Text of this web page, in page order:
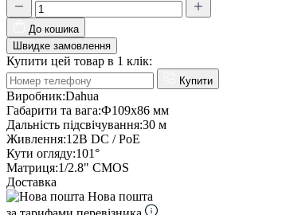
До кошика
Швидке замовлення
Купити цей товар в 1 клік:
Купити
Виробник:Dahua
Габарити та вага:Ф109х86 мм
Дальність підсвічування:30 м
Живлення:12В DC / PoE
Кути огляду:101°
Матриця:1/2.8" CMOS
Доставка
Нова пошта